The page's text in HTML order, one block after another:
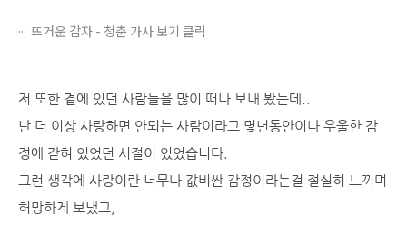
뜨거운 감자 - 청춘 가사 보기 클릭
저 또한 곁에 있던 사람들을 많이 떠나 보내 봤는데..
난 더 이상 사랑하면 안되는 사람이라고 몇년동안이나 우울한 감
정에 갇혀 있었던 시절이 있었습니다.
그런 생각에 사랑이란 너무나 값비싼 감정이라는걸 절실히 느끼며
허망하게 보냈고,